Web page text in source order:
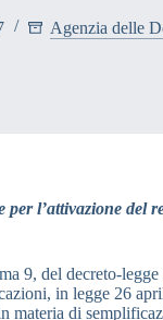
Agenzia delle
per l’attivazione del
9, del decreto-
in legge 26
materia di